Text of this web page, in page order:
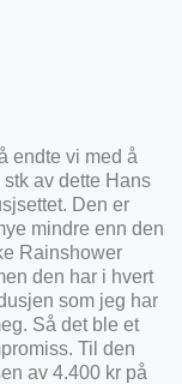
endte vi med å
stk av dette Hans
Den er
mindre enn den
Rainshower
den har i hvert
som jeg har
Så det ble et
Til den
av 4.400 kr på